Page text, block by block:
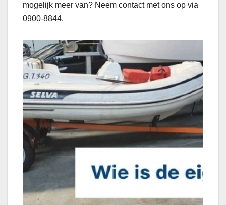
mogelijk meer van? Neem contact met ons op via
0900-8844.